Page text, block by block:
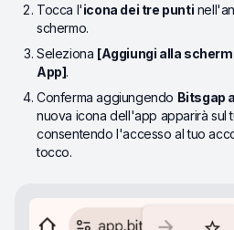
Tocca l'icona dei tre punti
schermo.
Seleziona [Aggiungi alla
App].
Conferma aggiungendo Bitsgap
nuova icona dell'app apparirà sul
consentendo l'accesso al tuo
tocco.